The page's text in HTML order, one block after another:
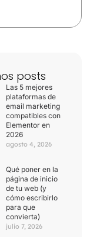
posts
Las 5 mejores
plataformas de
email marketing
compatibles con
Elementor en
2026
agosto 4, 2026
Qué poner en la
página de inicio
de tu web (y
cómo escribirlo
para que
convierta)
julio 7, 2026